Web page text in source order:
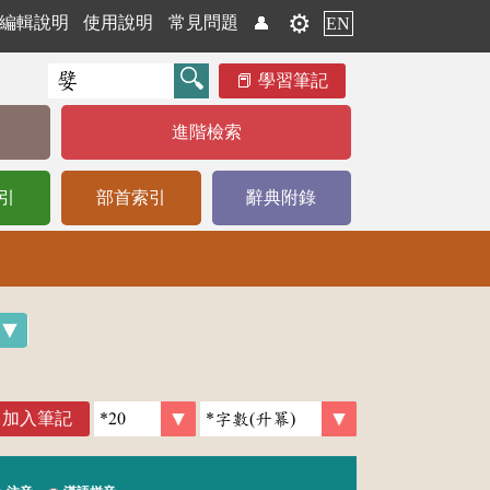
編輯說明 使用說明 常見問題 👤 ⚙️ EN
學習筆記
進階檢索
部首索引 辭典附錄
加入筆記